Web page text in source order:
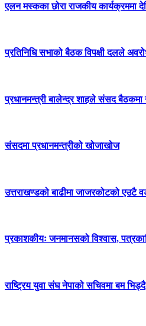
एलन मस्कका छोरा राजकीय कार्यक्रममा
प्रतिनिधि सभाको बैठक विपक्षी दलले
प्रधानमन्त्री बालेन्द्र शाहले संसद बैठकमा
संसदमा प्रधानमन्त्रीको खोजाखोज
उत्तराखण्डको बाढीमा जाजरकोटको एउटै
प्रकाशकीयः जनमानसको विश्वास,
राष्ट्रिय युवा संघ नेपाको सचिवमा बम भिड्दै